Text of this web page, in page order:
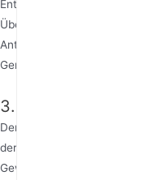
Entfernungen – ideal für
Übertragung. Einige High-
Antennenarrays, die die
Gerätestandort anpassen
3.
Der Antennengewinn wird
der Antenne wider,
Gewinn bedeutet nicht